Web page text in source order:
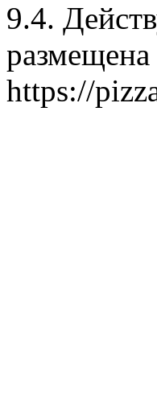
9.4.
размещена
https://